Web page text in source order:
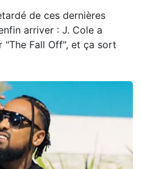
de ces dernières
arriver : J. Cole a
Fall Off", et ça sort